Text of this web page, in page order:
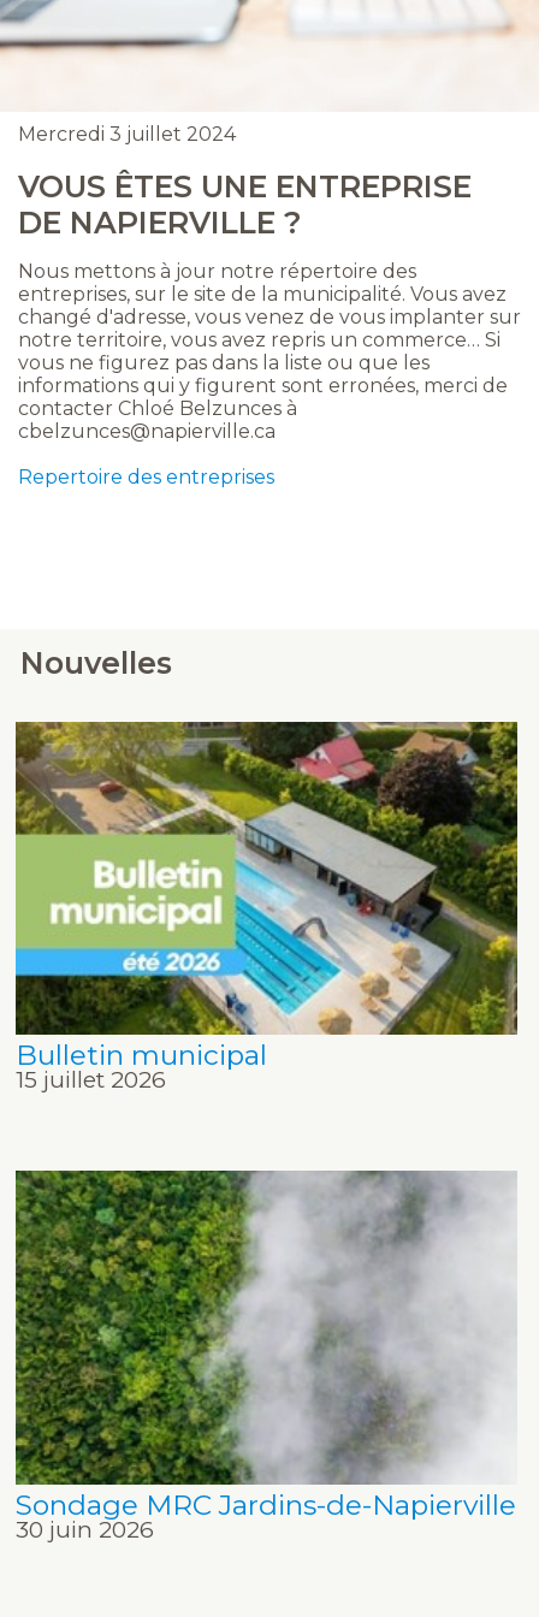
Mercredi 3 juillet 2024
VOUS ÊTES UNE ENTREPRISE
DE NAPIERVILLE ?
Nous mettons à jour notre répertoire des
entreprises, sur le site de la municipalité. Vous avez
changé d'adresse, vous venez de vous implanter sur
notre territoire, vous avez repris un commerce… Si
vous ne figurez pas dans la liste ou que les
informations qui y figurent sont erronées, merci de
contacter Chloé Belzunces à
cbelzunces@napierville.ca
Repertoire des entreprises
Nouvelles
Bulletin municipal
15 juillet 2026
Sondage MRC Jardins-de-Napierville
30 juin 2026